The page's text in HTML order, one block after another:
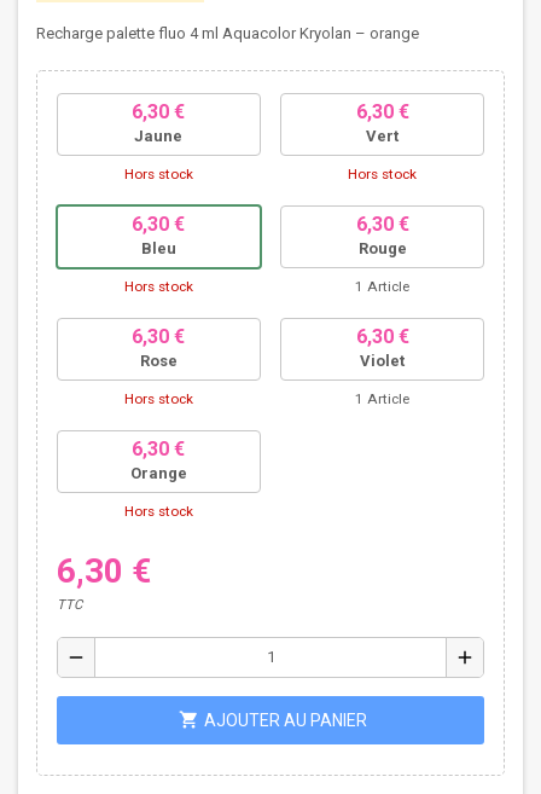
Recharge palette fluo 4 ml Aquacolor Kryolan – orange
6,30 €
Jaune
Hors stock
6,30 €
Vert
Hors stock
6,30 €
Bleu
Hors stock
6,30 €
Rouge
1 Article
6,30 €
Rose
Hors stock
6,30 €
Violet
1 Article
6,30 €
Orange
Hors stock
6,30 €
TTC
remove add
shopping_cart AJOUTER AU PANIER